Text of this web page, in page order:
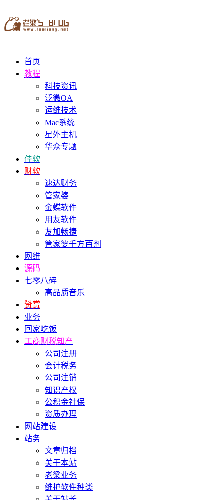
首页
教程
科技资讯
泛微OA
运维技术
Mac系统
星外主机
华众专题
佳软
财软
速达财务
管家婆
金蝶软件
用友软件
友加畅捷
管家婆千方百剂
网维
源码
七零八碎
高品质音乐
赞赏
业务
回家吃饭
工商财税知产
公司注册
会计税务
公司注销
知识产权
公积金社保
资质办理
网站建设
站务
文章归档
关于本站
老梁业务
维护软件种类